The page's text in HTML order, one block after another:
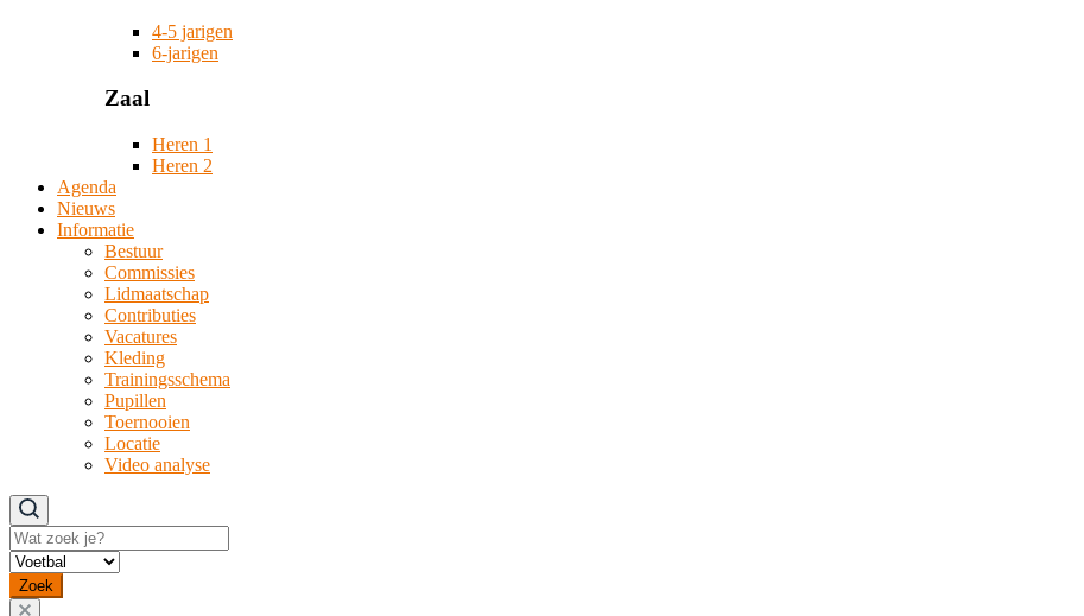
4-5 jarigen
6-jarigen
Zaal
Heren 1
Heren 2
Agenda
Nieuws
Informatie
Bestuur
Commissies
Lidmaatschap
Contributies
Vacatures
Kleding
Trainingsschema
Pupillen
Toernooien
Locatie
Video analyse
Zoeken
Zoek